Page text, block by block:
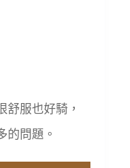
舒服也好騎，
的問題。